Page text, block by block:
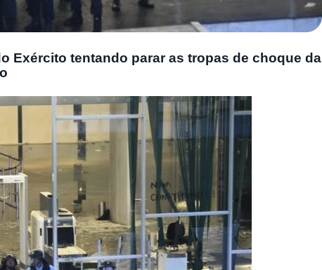
Exército tentando parar as tropas de choque da